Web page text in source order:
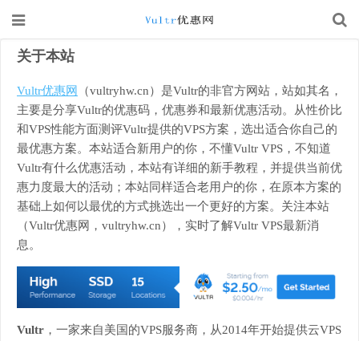
关于本站
Vultr优惠网
（vultryhw.cn）是Vultr的非官方网站，站如其名，
主要是分享Vultr的优惠码，优惠券和最新优惠活动。从性价比
和VPS性能方面测评Vultr提供的VPS方案，选出适合你自己的
最优惠方案。本站适合新用户的你，不懂Vultr VPS，不知道
Vultr有什么优惠活动，本站有详细的新手教程，并提供当前优
惠力度最大的活动；本站同样适合老用户的你，在原本方案的
基础上如何以最优的方式挑选出一个更好的方案。关注本站
（Vultr优惠网，vultryhw.cn），实时了解Vultr VPS最新消
息。
Vultr ，一家来自美国的VPS服务商，从2014年开始提供云VPS